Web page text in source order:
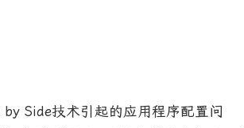
Side技术引起的应用程序配置问